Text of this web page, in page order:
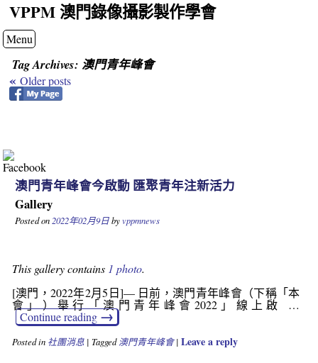
VPPM 澳門錄像攝影製作學會
Menu
Tag Archives: 澳門青年峰會
« Older posts
澳門青年峰會今啟動 匯聚青年注新活力
Gallery
Posted on 2022年02月9日byvppmnews
This gallery contains 1 photo.
[澳門，2022年2月5日]— 日前，澳門青年峰會（下稱「本
會」）舉行「澳門青年峰會2022」線上啟 …
Continue reading →
Posted in 社團消息| Tagged 澳門青年峰會| Leave a reply